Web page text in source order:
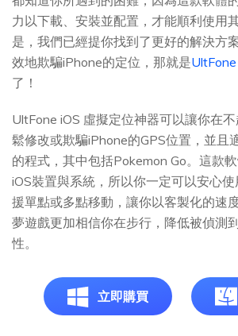
力以下載、安裝並配置，才能順利使用
是，我們已經提你找到了更好的解決方
效地欺騙iPhone的定位，那就是
了！
UltFone iOS 虛擬定位神器可以讓你在
鬆修改或欺騙iPhone的GPS位置，並且
的程式，其中包括Pokemon Go。這款
iOS裝置與系統，所以你一定可以安心
援單點或多點移動，讓你以客製化的速
夢遊戲更加相信你在步行，降低被偵測
性。
立即購買